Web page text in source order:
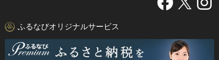
ふるなびオリジナルサービス